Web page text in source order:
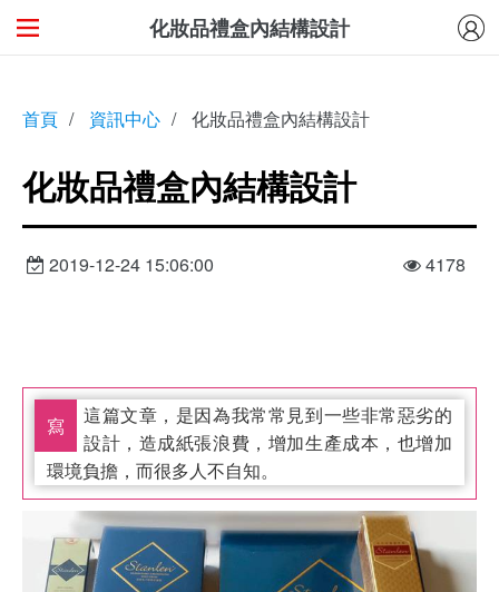
化妝品禮盒內結構設計
首頁 / 資訊中心 / 化妝品禮盒內結構設計
化妝品禮盒內結構設計
2019-12-24 15:06:00 4178
寫
這篇文章，是因為我常常見到一些非常惡劣的
設計，造成紙張浪費，增加生產成本，也增加
環境負擔，而很多人不自知。